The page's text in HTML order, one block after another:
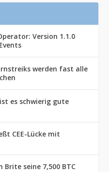
Version 1.1.0
werden fast alle
es schwierig gute
CEE-Lücke mit
Brite seine 7,500 BTC